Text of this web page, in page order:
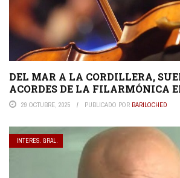
DEL MAR A LA CORDILLERA,
ACORDES DE LA FILARMÓNICA
29 OCTUBRE, 2025 PUBLICADO POR BARILOCHED
INTERES. GRAL.